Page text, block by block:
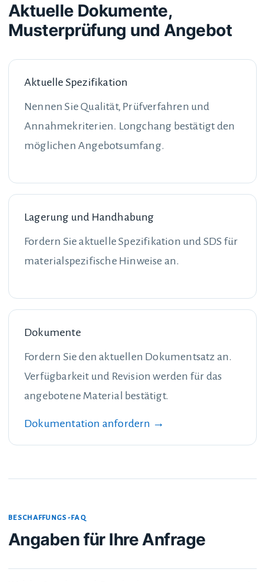
Aktuelle Dokumente,
Musterprüfung und Angebot
Aktuelle Spezifikation
Nennen Sie Qualität, Prüfverfahren und
Annahmekriterien. Longchang bestätigt den
möglichen Angebotsumfang.
Lagerung und Handhabung
Fordern Sie aktuelle Spezifikation und SDS für
materialspezifische Hinweise an.
Dokumente
Fordern Sie den aktuellen Dokumentsatz an.
Verfügbarkeit und Revision werden für das
angebotene Material bestätigt.
Dokumentation anfordern →
BESCHAFFUNGS-FAQ
Angaben für Ihre Anfrage